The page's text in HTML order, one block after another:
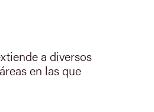
a diversos
en las que